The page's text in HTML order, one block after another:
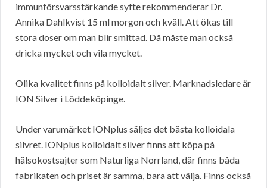
immunförsvarsstärkande syfte rekommenderar Dr.
Annika Dahlkvist 15 ml morgon och kväll. Att ökas till
stora doser om man blir smittad. Då måste man också
dricka mycket och vila mycket.
Olika kvalitet finns på kolloidalt silver. Marknadsledare är
ION Silver i Löddeköpinge.
Under varumärket IONplus säljes det bästa kolloidala
silvret. IONplus kolloidalt silver finns att köpa på
hälsokostsajter som Naturliga Norrland, där finns båda
fabrikaten och priset är samma, bara att välja. Finns också